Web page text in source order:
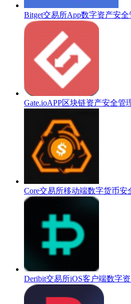
Bitget交易所App数字资产安
Gate.ioAPP区块链资产安全管
Core交易所移动端数字货币安
Deribit交易所iOS客户端数字